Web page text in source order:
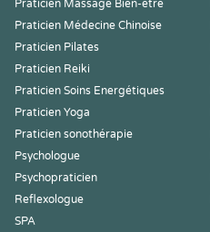
Praticien Massage Bien-être
Praticien Médecine Chinoise
Praticien Pilates
Praticien Reiki
Praticien Soins Energétiques
Praticien Yoga
Praticien sonothérapie
Psychologue
Psychopraticien
Reflexologue
SPA